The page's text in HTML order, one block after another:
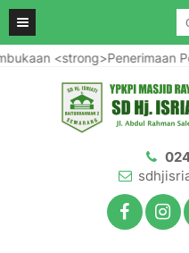
<strong>Penerimaan